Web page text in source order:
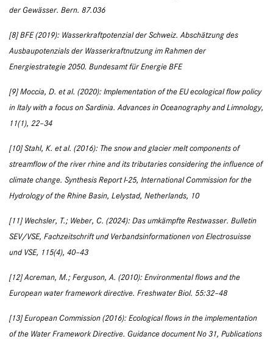
der Gewässer. Bern. 87.036
[8] BFE (2019): Wasserkraftpotenzial der Schweiz. Abschätzung des
Ausbaupotenzials der Wasserkraftnutzung im Rahmen der
Energiestrategie 2050. Bundesamt für Energie BFE
[9] Moccia, D. et al. (2020): Implementation of the EU ecological flow policy
in Italy with a focus on Sardinia. Advances in Oceanography and Limnology,
11(1), 22–34
[10] Stahl, K. et al. (2016): The snow and glacier melt components of
streamflow of the river rhine and its tributaries considering the influence of
climate change. Synthesis Report I-25, International Commission for the
Hydrology of the Rhine Basin, Lelystad, Netherlands, 10
[11] Wechsler, T.; Weber, C. (2024): Das umkämpfte Restwasser. Bulletin
SEV/VSE, Fachzeitschrift und Verbandsinformationen von Electrosuisse
und VSE, 115(4), 40–43
[12] Acreman, M.; Ferguson, A. (2010): Environmental flows and the
European water framework directive. Freshwater Biol. 55:32–48
[13] European Commission (2016): Ecological flows in the implementation
of the Water Framework Directive. Guidance document No 31, Publications